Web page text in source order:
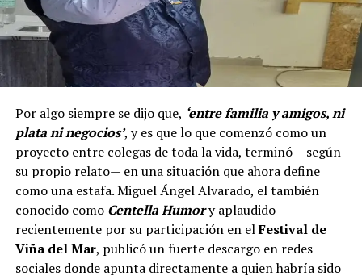
Por algo siempre se dijo que, ‘entre familia y amigos, ni
plata ni negocios’, y es que lo que comenzó como un
proyecto entre colegas de toda la vida, terminó —según
su propio relato— en una situación que ahora define
como una estafa. Miguel Ángel Alvarado, el también
conocido como Centella Humory aplaudido
recientemente por su participación en elFestival de
Viña del Mar, publicó un fuerte descargo en redes
sociales donde apunta directamente a quien habría sido